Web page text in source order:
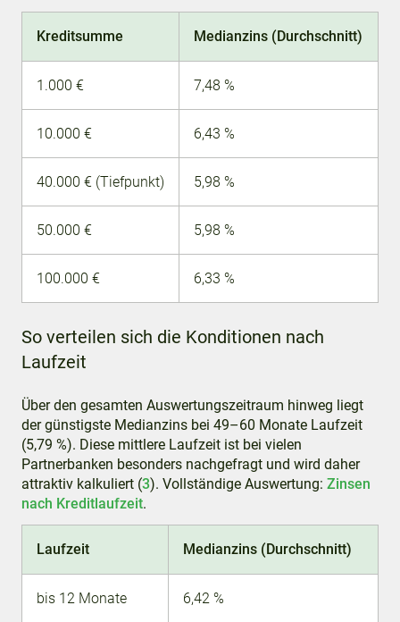
Kreditsumme Medianzins (Durchschnitt)
1.000 € 7,48 %
10.000 € 6,43 %
40.000 € (Tiefpunkt) 5,98 %
50.000 € 5,98 %
100.000 € 6,33 %
So verteilen sich die Konditionen nach
Laufzeit
Über den gesamten Auswertungszeitraum hinweg liegt
der günstigste Medianzins bei 49–60 Monate Laufzeit
(5,79 %). Diese mittlere Laufzeit ist bei vielen
Partnerbanken besonders nachgefragt und wird daher
attraktiv kalkuliert (3). Vollständige Auswertung: Zinsen
nach Kreditlaufzeit.
Laufzeit Medianzins (Durchschnitt)
bis 12 Monate 6,42 %